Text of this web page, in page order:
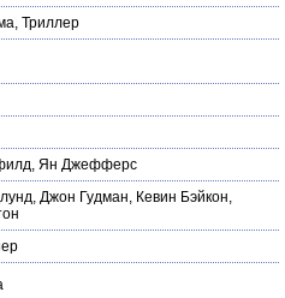
, Триллер
, Ян Джефферс
, Джон Гудман, Кевин Бэйкон,